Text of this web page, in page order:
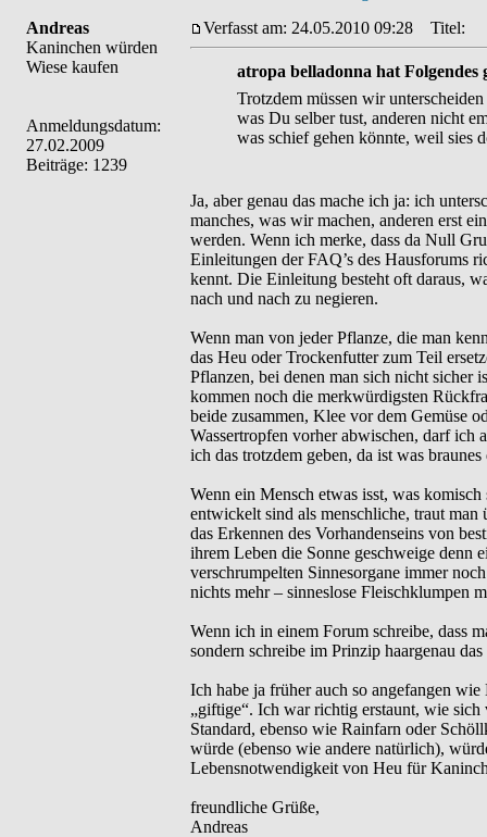
Andreas
Kaninchen würden
Wiese kaufen
Anmeldungsdatum:
27.02.2009
Beiträge: 1239
Verfasst am: 24.05.2010 09:28 Titel:
atropa belladonna hat Folgendes
Trotzdem müssen wir
was Du selber tust, anderen nicht
was schief gehen könnte, weil sies
Ja, aber genau das mache ich ja: ich
manches, was wir machen, anderen erst
werden. Wenn ich merke, dass da Null
Einleitungen der FAQ’s des Hausforums
kennt. Die Einleitung besteht oft daraus,
nach und nach zu negieren.
Wenn man von jeder Pflanze, die man
das Heu oder Trockenfutter zum Teil
Pflanzen, bei denen man sich nicht sicher
kommen noch die merkwürdigsten
beide zusammen, Klee vor dem Gemüse
Wassertropfen vorher abwischen, darf ich
ich das trotzdem geben, da ist was
Wenn ein Mensch etwas isst, was
entwickelt sind als menschliche, traut
das Erkennen des Vorhandenseins von
ihrem Leben die Sonne geschweige denn
verschrumpelten Sinnesorgane immer
nichts mehr – sinneslose Fleischklumpen
Wenn ich in einem Forum schreibe, dass
sondern schreibe im Prinzip haargenau
Ich habe ja früher auch so angefangen
„giftige“. Ich war richtig erstaunt, wie
Standard, ebenso wie Rainfarn oder
würde (ebenso wie andere natürlich),
Lebensnotwendigkeit von Heu für
freundliche Grüße,
Andreas